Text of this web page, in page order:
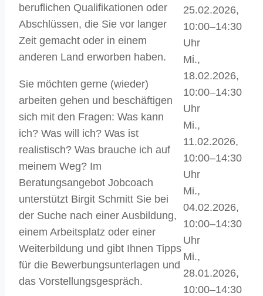
beruflichen Qualifikationen oder
Abschlüssen, die Sie vor langer
Zeit gemacht oder in einem
anderen Land erworben haben.
Sie möchten gerne (wieder)
arbeiten gehen und beschäftigen
sich mit den Fragen: Was kann
ich? Was will ich? Was ist
realistisch? Was brauche ich auf
meinem Weg? Im
Beratungsangebot Jobcoach
unterstützt Birgit Schmitt Sie bei
der Suche nach einer Ausbildung,
einem Arbeitsplatz oder einer
Weiterbildung und gibt Ihnen Tipps
für die Bewerbungsunterlagen und
das Vorstellungsgespräch.
25.02.2026,
10:00–14:30
Uhr
Mi.,
18.02.2026,
10:00–14:30
Uhr
Mi.,
11.02.2026,
10:00–14:30
Uhr
Mi.,
04.02.2026,
10:00–14:30
Uhr
Mi.,
28.01.2026,
10:00–14:30